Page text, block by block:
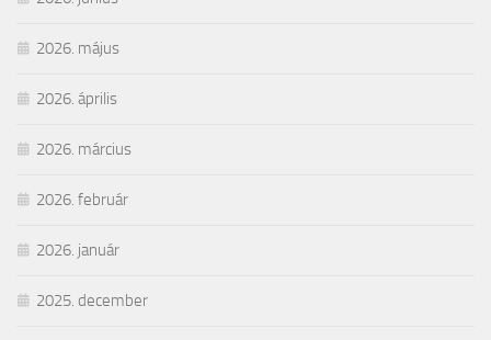
2026. május
2026. április
2026. március
2026. február
2026. január
2025. december